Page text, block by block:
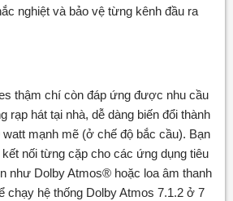
nghiệt và bảo vệ từng kênh đầu ra
thậm chí còn đáp ứng được nhu cầu
rạp hát tại nhà, dễ dàng biến đổi thành
mạnh mẽ (ở chế độ bắc cầu). Bạn
nối từng cặp cho các ứng dụng tiêu
như Dolby Atmos® hoặc loa âm thanh
chạy hệ thống Dolby Atmos 7.1.2 ở 7